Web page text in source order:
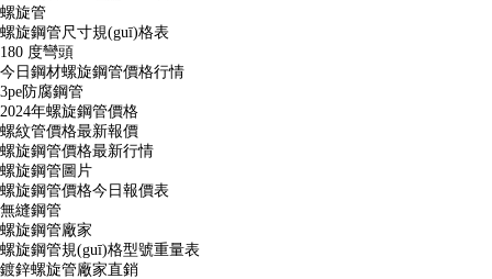
螺旋管
螺旋鋼管尺寸規(guī)格表
180 度彎頭
今日鋼材螺旋鋼管價格行情
3pe防腐鋼管
2024年螺旋鋼管價格
螺紋管價格最新報價
螺旋鋼管價格最新行情
螺旋鋼管圖片
螺旋鋼管價格今日報價表
無縫鋼管
螺旋鋼管廠家
螺旋鋼管規(guī)格型號重量表
鍍鋅螺旋管廠家直銷